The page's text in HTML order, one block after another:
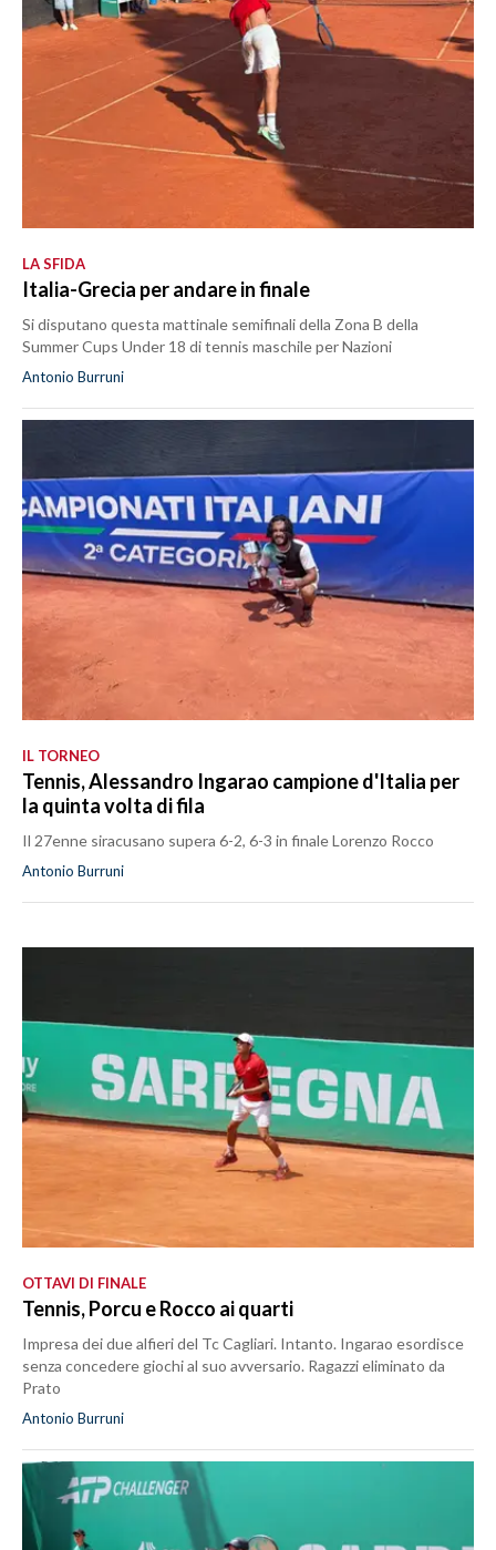
LA SFIDA
Italia-Grecia per andare in finale
Si disputano questa mattinale semifinali della Zona B della
Summer Cups Under 18 di tennis maschile per Nazioni
Antonio Burruni
IL TORNEO
Tennis, Alessandro Ingarao campione d'Italia per
la quinta volta di fila
Il 27enne siracusano supera 6-2, 6-3 in finale Lorenzo Rocco
Antonio Burruni
OTTAVI DI FINALE
Tennis, Porcu e Rocco ai quarti
Impresa dei due alfieri del Tc Cagliari. Intanto. Ingarao esordisce
senza concedere giochi al suo avversario. Ragazzi eliminato da
Prato
Antonio Burruni